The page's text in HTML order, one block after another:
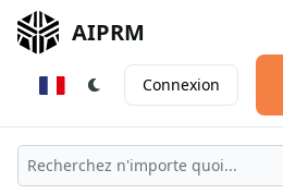
AIPRM
Connexion